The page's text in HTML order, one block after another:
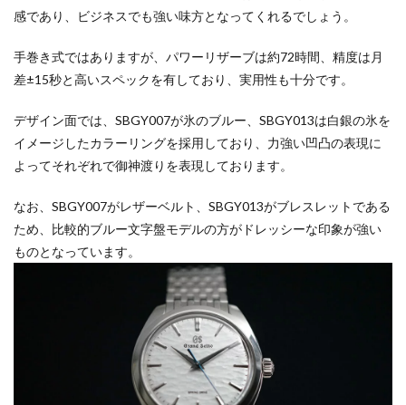
感であり、ビジネスでも強い味方となってくれるでしょう。
手巻き式ではありますが、パワーリザーブは約72時間、精度は月
差±15秒と高いスペックを有しており、実用性も十分です。
デザイン面では、SBGY007が氷のブルー、SBGY013は白銀の氷を
イメージしたカラーリングを採用しており、力強い凹凸の表現に
よってそれぞれで御神渡りを表現しております。
なお、SBGY007がレザーベルト、SBGY013がブレスレットである
ため、比較的ブルー文字盤モデルの方がドレッシーな印象が強い
ものとなっています。